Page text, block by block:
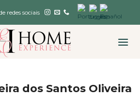
redes sociais
dos Santos Oliveira